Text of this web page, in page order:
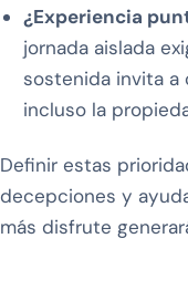
¿Experiencia
jornada aislada
sostenida invita a
incluso la
Definir estas
decepciones y
más disfrute